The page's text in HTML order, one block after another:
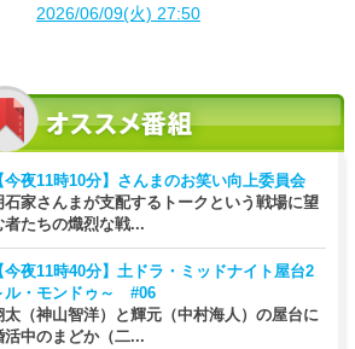
2026/06/09(火) 27:50
今夜11時10分】 さんまのお笑い向上委員会
石家さんまが支配するトークという戦場に望
者たちの熾烈な戦...
今夜11時40分】 土ドラ・ミッドナイト屋台2
ル・モンドゥ～ #06
太（神山智洋）と輝元（中村海人）の屋台に
活中のまどか（二...